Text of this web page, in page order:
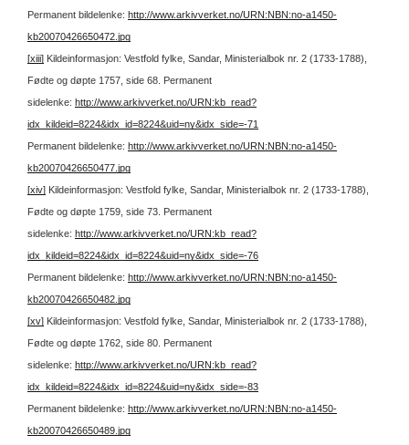
Permanent bildelenke: http://www.arkivverket.no/URN:NBN:no-a1450-
kb20070426650472.jpg
[xiii] Kildeinformasjon: Vestfold fylke, Sandar, Ministerialbok nr. 2 (1733-1788),
Fødte og døpte 1757, side 68. Permanent
sidelenke: http://www.arkivverket.no/URN:kb_read?
idx_kildeid=8224&idx_id=8224&uid=ny&idx_side=-71
Permanent bildelenke: http://www.arkivverket.no/URN:NBN:no-a1450-
kb20070426650477.jpg
[xiv] Kildeinformasjon: Vestfold fylke, Sandar, Ministerialbok nr. 2 (1733-1788),
Fødte og døpte 1759, side 73. Permanent
sidelenke: http://www.arkivverket.no/URN:kb_read?
idx_kildeid=8224&idx_id=8224&uid=ny&idx_side=-76
Permanent bildelenke: http://www.arkivverket.no/URN:NBN:no-a1450-
kb20070426650482.jpg
[xv] Kildeinformasjon: Vestfold fylke, Sandar, Ministerialbok nr. 2 (1733-1788),
Fødte og døpte 1762, side 80. Permanent
sidelenke: http://www.arkivverket.no/URN:kb_read?
idx_kildeid=8224&idx_id=8224&uid=ny&idx_side=-83
Permanent bildelenke: http://www.arkivverket.no/URN:NBN:no-a1450-
kb20070426650489.jpg